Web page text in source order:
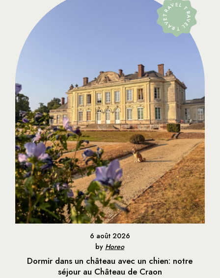
TRAVEL TRAVEL TRAVEL
6 août 2026
by Horeo
Dormir dans un château avec un chien: notre
séjour au Château de Craon